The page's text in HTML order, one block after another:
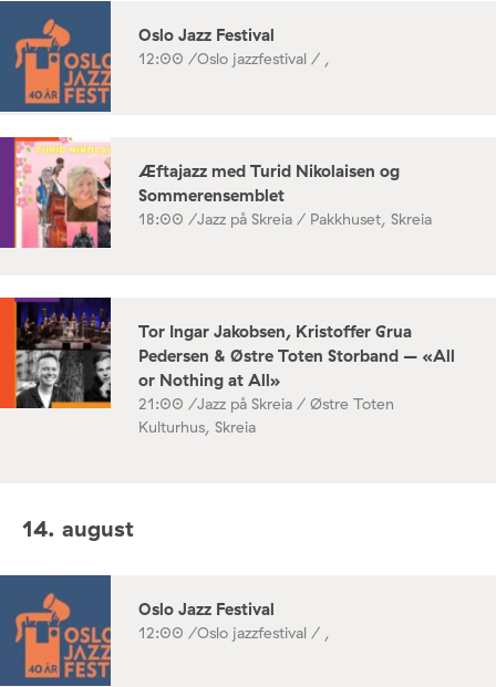
Oslo Jazz Festival
12:00 /Oslo jazzfestival / ,
Æftajazz med Turid Nikolaisen og
Sommerensemblet
18:00 /Jazz på Skreia / Pakkhuset, Skreia
Tor Ingar Jakobsen, Kristoffer Grua
Pedersen & Østre Toten Storband – «All
or Nothing at All»
21:00 /Jazz på Skreia / Østre Toten
Kulturhus, Skreia
14. august
Oslo Jazz Festival
12:00 /Oslo jazzfestival / ,